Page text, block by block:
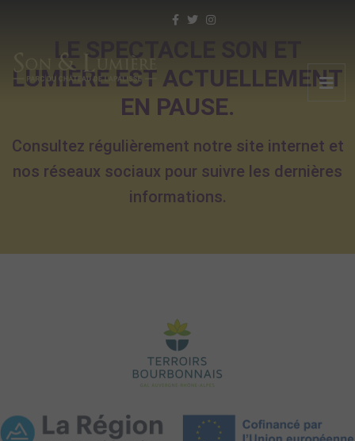
LE SPECTACLE SON ET
LUMIÈRE EST ACTUELLEMENT
EN PAUSE.
Consultez régulièrement notre site internet et
nos réseaux sociaux pour suivre les dernières
informations.